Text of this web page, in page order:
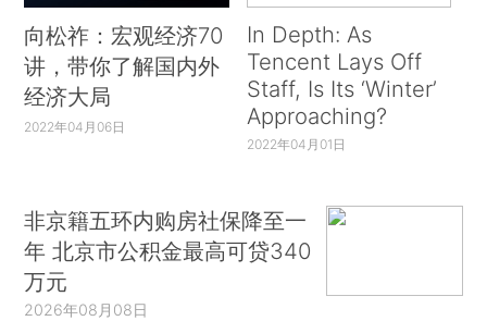
向松祚：宏观经济70
讲，带你了解国内外
经济大局
2022年04月06日
In Depth: As
Tencent Lays Off
Staff, Is Its ‘Winter’
Approaching?
2022年04月01日
非京籍五环内购房社保降至一
年 北京市公积金最高可贷340
万元
2026年08月08日